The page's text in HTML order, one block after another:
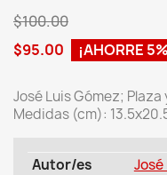
$100.00
$95.00
¡AHORRE
José Luis Gómez; Plaza
Medidas (cm):
Autor/es
José